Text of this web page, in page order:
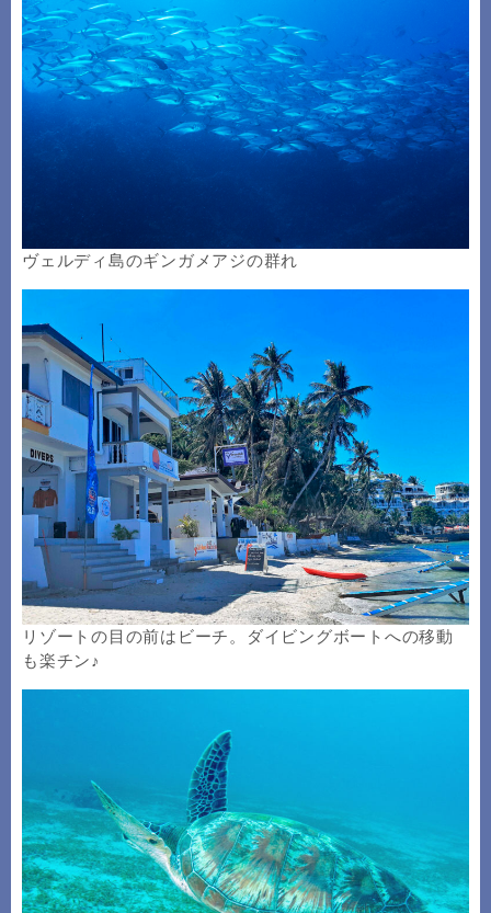
ヴェルディ島のギンガメアジの群れ
リゾートの目の前はビーチ。ダイビングボートへの移動
も楽チン♪